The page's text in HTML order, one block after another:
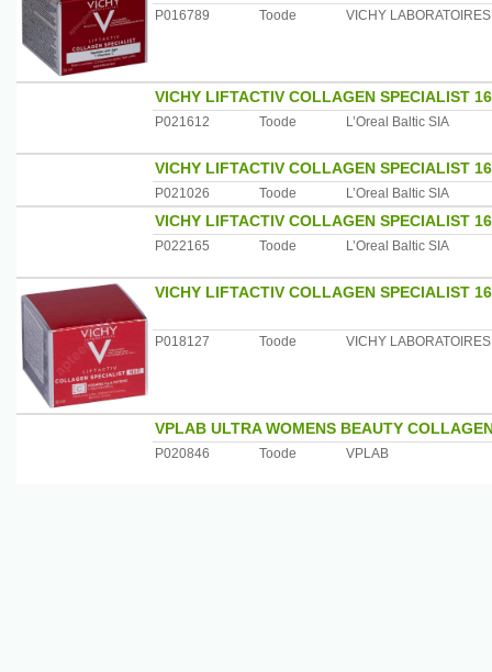
P016789 Toode VICHY LABORATOIRES
VICHY LIFTACTIV COLLAGEN SPECIALIST
P021612 Toode L’Oreal Baltic SIA
VICHY LIFTACTIV COLLAGEN SPECIALIST
P021026 Toode L’Oreal Baltic SIA
VICHY LIFTACTIV COLLAGEN SPECIALIST
P022165 Toode L’Oreal Baltic SIA
VICHY LIFTACTIV COLLAGEN SPECIALIST
P018127 Toode VICHY LABORATOIRES
VPLAB ULTRA WOMENS BEAUTY
P020846 Toode VPLAB